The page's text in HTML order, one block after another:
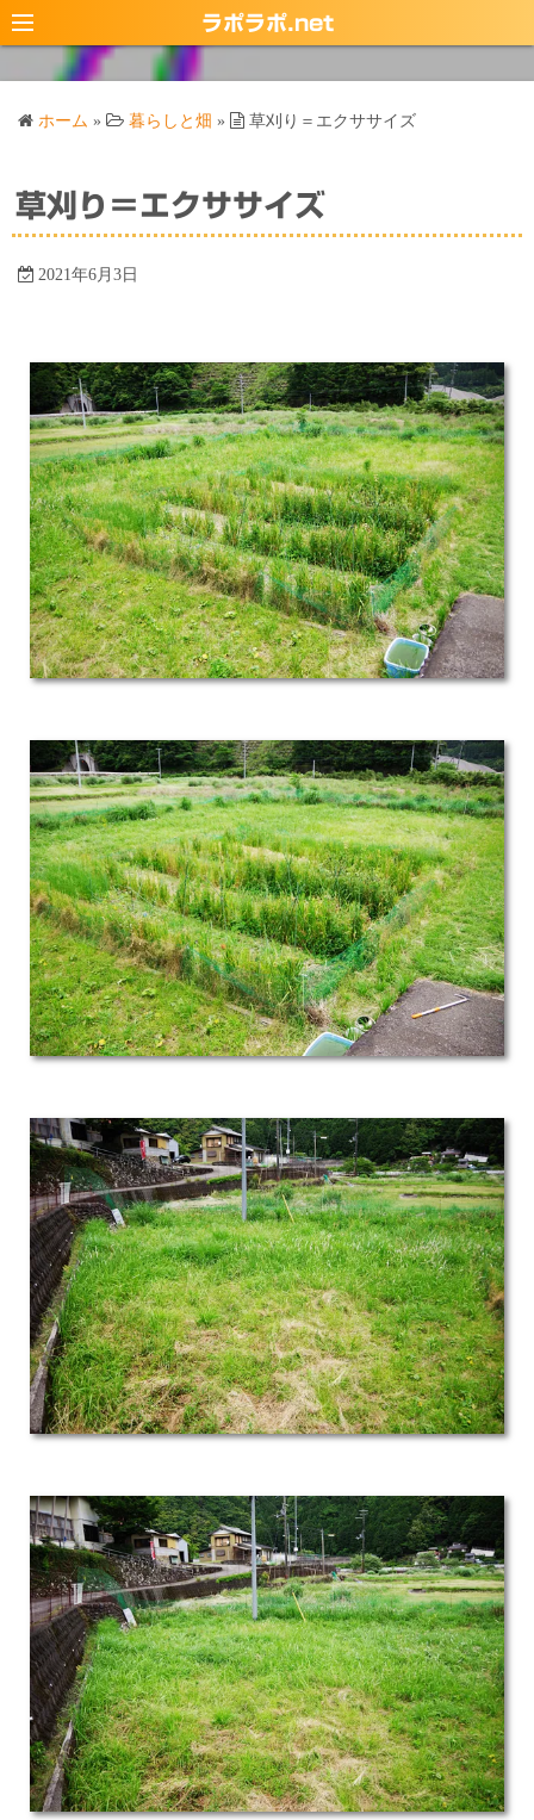
コ
ン
ス
キ
ラポラポ.net
ホーム » 暮らしと畑 » 草刈り＝エクササイズ
草刈り＝エクササイズ
2021年6月3日